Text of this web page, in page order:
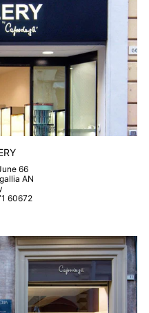
66
AN
60672